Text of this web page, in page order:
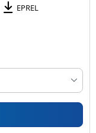
EPREL